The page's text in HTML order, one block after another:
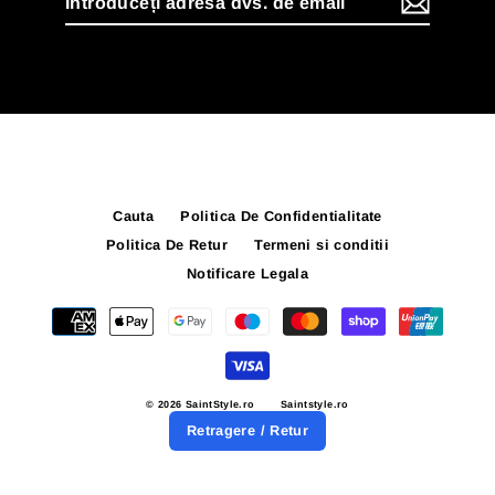
adresa
Cauta
Politica De Confidentialitate
Politica De Retur
Termeni si conditii
Notificare Legala
© 2026 SaintStyle.ro Saintstyle.ro
Retragere / Retur